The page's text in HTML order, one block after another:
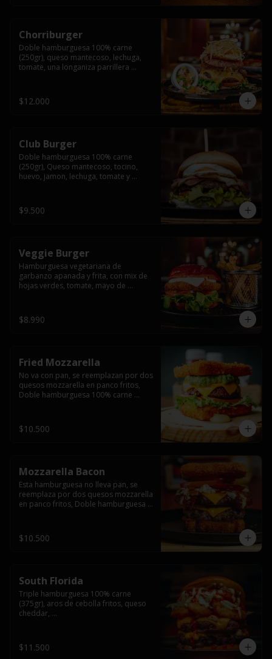
Chorriburger
Doble hamburguesa 100% carne
(250gr), queso mantecoso, lechuga,
tomate, una longaniza parrillera
papas fritas.
$12.000
Club Burger
Doble hamburguesa 100% carne
(250gr), Queso mantecoso, tocino,
huevo, jamon, lechuga, tomate y
$9.500
Veggie Burger
Hamburguesa vegetariana de
garbanzo apanada y frita, con mix de
hojas verdes, tomate, mayo de
$8.990
Fried Mozzarella
No va con pan, se reemplazan por dos
quesos mozzarella en panco fritos,
Doble hamburguesa 100% carne
$10.500
Mozzarella Bacon
Esta hamburguesa no lleva pan, se
reemplaza por dos quesos mozzarella
en panco fritos, Doble hamburguesa
salsa BBQ acompañado de papas
fritas.
$10.500
South Florida
Triple hamburguesa 100% carne
(375gr), aros de cebolla fritos, queso
cheddar,
$11.500